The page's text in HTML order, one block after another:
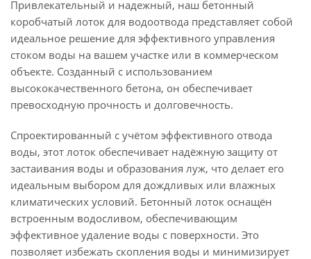
Привлекательный и надежный, наш бетонный
коробчатый лоток для водоотвода представляет собой
идеальное решение для эффективного управления
стоком воды на вашем участке или в коммерческом
объекте. Созданный с использованием
высококачественного бетона, он обеспечивает
превосходную прочность и долговечность.
Спроектированный с учётом эффективного отвода
воды, этот лоток обеспечивает надёжную защиту от
застаивания воды и образования луж, что делает его
идеальным выбором для дождливых или влажных
климатических условий. Бетонный лоток оснащён
встроенным водосливом, обеспечивающим
эффективное удаление воды с поверхности. Это
позволяет избежать скопления воды и минимизирует